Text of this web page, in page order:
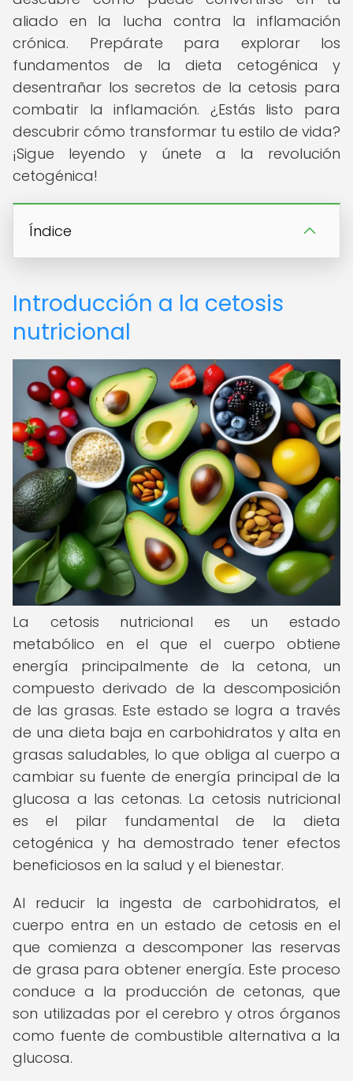
aliado en la lucha contra la inflamación
crónica. Prepárate para explorar los
fundamentos de la dieta cetogénica y
desentrañar los secretos de la cetosis para
combatir la inflamación. ¿Estás listo para
descubrir cómo transformar tu estilo de vida?
¡Sigue leyendo y únete a la revolución
cetogénica!
Índice
Introducción a la cetosis
nutricional
La cetosis nutricional es un estado
metabólico en el que el cuerpo obtiene
energía principalmente de la cetona, un
compuesto derivado de la descomposición
de las grasas. Este estado se logra a través
de una dieta baja en carbohidratos y alta en
grasas saludables, lo que obliga al cuerpo a
cambiar su fuente de energía principal de la
glucosa a las cetonas. La cetosis nutricional
es el pilar fundamental de la dieta
cetogénica y ha demostrado tener efectos
beneficiosos en la salud y el bienestar.
Al reducir la ingesta de carbohidratos, el
cuerpo entra en un estado de cetosis en el
que comienza a descomponer las reservas
de grasa para obtener energía. Este proceso
conduce a la producción de cetonas, que
son utilizadas por el cerebro y otros órganos
como fuente de combustible alternativa a la
glucosa.